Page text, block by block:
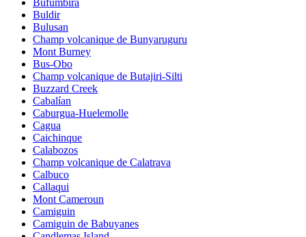
Buldir
Bulusan
Champ volcanique de Bunyaruguru
Mont Burney
Bus-Obo
Champ volcanique de Butajiri-Silti
Buzzard Creek
Cabalían
Caburgua-Huelemolle
Cagua
Caichinque
Calabozos
Champ volcanique de Calatrava
Calbuco
Callaqui
Mont Cameroun
Camiguin
Camiguin de Babuyanes